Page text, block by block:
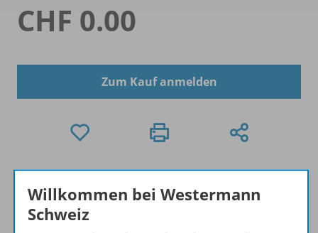
CHF 0.00
Zum Kauf anmelden
Exklusiv für Lehrpersonen
Dieses Produkt darf nur von Lehrpersonen und
Erzieher/-innen erworben werden. Bitte
Willkommen bei Westermann
Schweiz